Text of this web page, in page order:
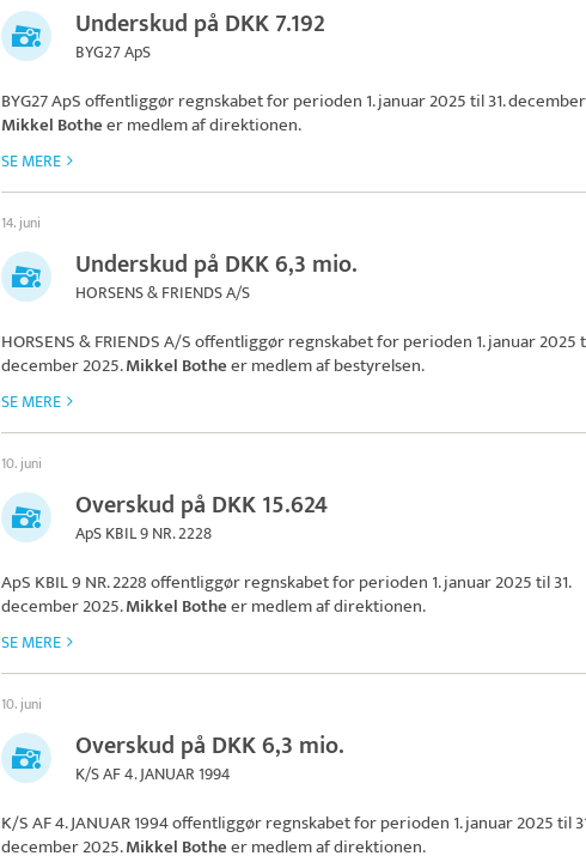
Underskud på DKK 7.192
BYG27 ApS
BYG27 ApSoffentliggør regnskabet for perioden 1. januar 2025 til 31.
Mikkel Botheer medlem af direktionen.
SE MERE
14. juni
Underskud på DKK 6,3 mio.
HORSENS & FRIENDS A/S
HORSENS & FRIENDS A/Soffentliggør regnskabet for perioden 1. januar 2025
december 2025.Mikkel Botheer medlem af bestyrelsen.
SE MERE
10. juni
Overskud på DKK 15.624
ApS KBIL 9 NR. 2228
ApS KBIL 9 NR. 2228offentliggør regnskabet for perioden 1. januar 2025 til 31.
december 2025.Mikkel Botheer medlem af direktionen.
SE MERE
10. juni
Overskud på DKK 6,3 mio.
K/S AF 4. JANUAR 1994
K/S AF 4. JANUAR 1994offentliggør regnskabet for perioden 1. januar 2025 til
december 2025.Mikkel Botheer medlem af direktionen.